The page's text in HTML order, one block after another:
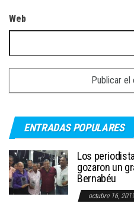
Web
ENTRADAS POPULARES
Los
gozaron un
Bernabéu
octubre 16,